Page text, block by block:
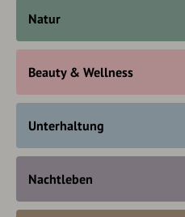
Natur
Beauty & Wellness
Unterhaltung
Nachtleben